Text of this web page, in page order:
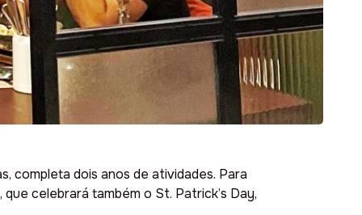
completa dois anos de atividades. Para
celebrará também o St. Patrick’s Day,